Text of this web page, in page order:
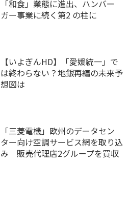
「和食」業態に進出、ハンバー
ガー事業に続く第2 の柱に
【いよぎんHD】「愛媛統一」で
は終わらない？地銀再編の未来予
想図は
「三菱電機」欧州のデータセン
ター向け空調サービス網を取り込
み 販売代理店2グループを買収